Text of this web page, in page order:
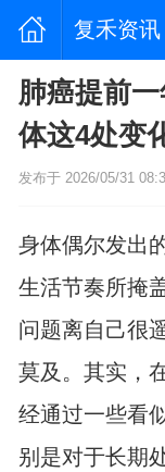
复禾资讯
肺癌提前
体这4处变
发布于 2026/05/31
身体偶尔发出
生活节奏所掩
问题离自己很
莫及。其实，
经通过一些看
别是对于长期